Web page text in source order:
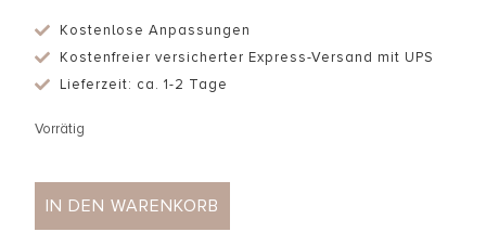
Kostenlose Anpassungen
Kostenfreier versicherter Express-Versand mit UPS
Lieferzeit: ca. 1-2 Tage
Vorrätig
IN DEN WARENKORB